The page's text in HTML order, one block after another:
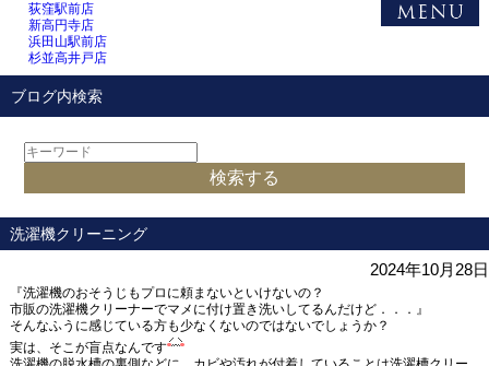
荻窪駅前店
新高円寺店
浜田山駅前店
杉並高井戸店
ブログ内検索
洗濯機クリーニング
2024年10月28日
『洗濯機のおそうじもプロに頼まないといけないの？
市販の洗濯機クリーナーでマメに付け置き洗いしてるんだけど．．．』
そんなふうに感じている方も少なくないのではないでしょうか？
実は、そこが盲点なんです